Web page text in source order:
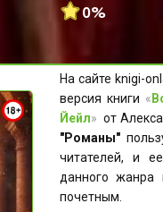
0%
На сайте knigi-
версия книги «
Йейл» от
"Романы"
читателей, и
данного жанра
почетным.